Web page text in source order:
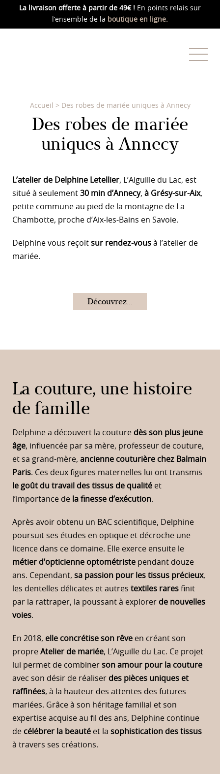
La livraison offerte à partir de 49€ ! En points relais sur
l’ensemble de la boutique en ligne.
Accueil > Des robes de mariée uniques à Annecy
Des robes de mariée
uniques à Annecy
L’atelier de Delphine Letellier, L’Aiguille du Lac, est
situé à seulement 30 min d’Annecy, à Grésy-sur-Aix,
petite commune au pied de la montagne de La
Chambotte, proche d’Aix-les-Bains en Savoie.
Delphine vous reçoit sur rendez-vous à l’atelier de
mariée.
Découvrez...
La couture, une histoire
de famille
Delphine a découvert la couture dès son plus jeune
âge, influencée par sa mère, professeur de couture,
et sa grand-mère, ancienne couturière chez Balmain
Paris. Ces deux figures maternelles lui ont transmis
le goût du travail des tissus de qualité et
l’importance de la finesse d’exécution.
Après avoir obtenu un BAC scientifique, Delphine
poursuit ses études en optique et décroche une
licence dans ce domaine. Elle exerce ensuite le
métier d’opticienne optométriste pendant douze
ans. Cependant, sa passion pour les tissus précieux,
les dentelles délicates et autres textiles rares finit
par la rattraper, la poussant à explorer de nouvelles
voies.
En 2018, elle concrétise son rêve en créant son
propre Atelier de mariée, L’Aiguille du Lac. Ce projet
lui permet de combiner son amour pour la couture
avec son désir de réaliser des pièces uniques et
raffinées, à la hauteur des attentes des futures
mariées. Grâce à son héritage familial et son
expertise acquise au fil des ans, Delphine continue
de célébrer la beauté et la sophistication des tissus
à travers ses créations.